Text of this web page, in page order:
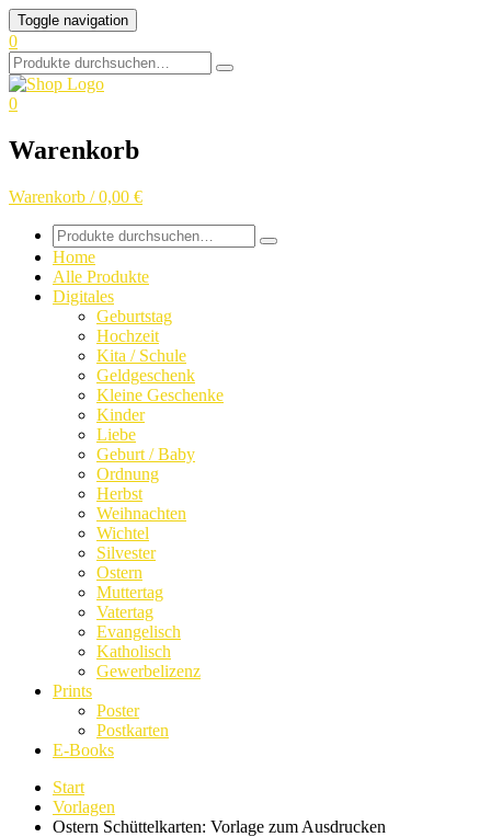
Skip
to
content
Toggle navigation
0
Search
for:
0
Warenkorb
Warenkorb / 0,00 €
Search
for:
Home
Alle Produkte
Digitales
Geburtstag
Hochzeit
Kita / Schule
Geldgeschenk
Kleine Geschenke
Kinder
Liebe
Geburt / Baby
Ordnung
Herbst
Weihnachten
Wichtel
Silvester
Ostern
Muttertag
Vatertag
Evangelisch
Katholisch
Gewerbelizenz
Prints
Poster
Postkarten
E-Books
Start
Vorlagen
Ostern Schüttelkarten: Vorlage zum Ausdrucken